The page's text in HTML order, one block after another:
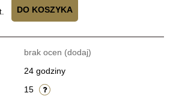
DO KOSZYKA
brak ocen (dodaj)
24 godziny
15